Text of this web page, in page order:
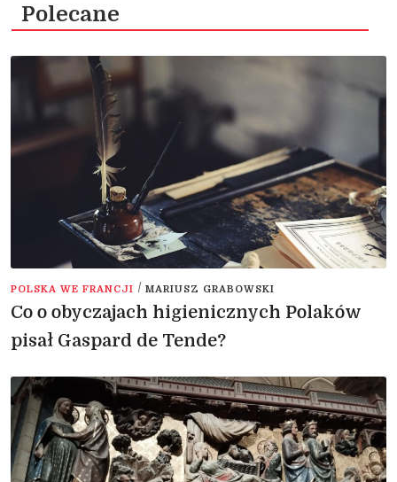
Polecane
POLSKA WE FRANCJI / MARIUSZ GRABOWSKI
Co o obyczajach higienicznych Polaków
pisał Gaspard de Tende?